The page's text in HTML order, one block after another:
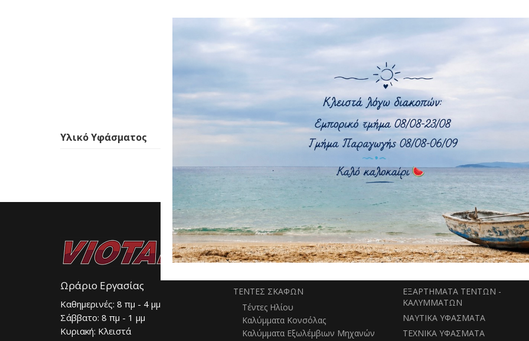
ΡΩΤΉΣΤΕ ΜΑΣ
ΠΊΣΩ ΣΤΟ:
Υλικό Υφάσματος Ακρυλικό
Ωράριο Εργασίας
Καθημερινές: 8 πμ - 4 μμ
Σάββατο: 8 πμ - 1 μμ
Κυριακή: Κλειστά
ΚΑΤΑΣΚΕΥΑΣΤΙΚΟ ΤΜΗΜΑ
ΚΑΘΙΣΜΑΤΑ ΣΚΑΦΩΝ
ΤΕΝΤΕΣ ΣΚΑΦΩΝ
Τέντες Ηλίου
Καλύμματα Κονσόλας
Καλύμματα Εξωλέμβιων Μηχανών
ΕΜΠΟΡΙΚΟ ΤΜΗΜΑ
ΔΕΡΜΑΤΙΝΕΣ
ΕΞΑΡΤΗΜΑΤΑ ΤΕΝΤΩΝ -
ΚΑΛΥΜΜΑΤΩΝ
ΝΑΥΤΙΚΑ ΥΦΑΣΜΑΤΑ
ΤΕΧΝΙΚΑ ΥΦΑΣΜΑΤΑ